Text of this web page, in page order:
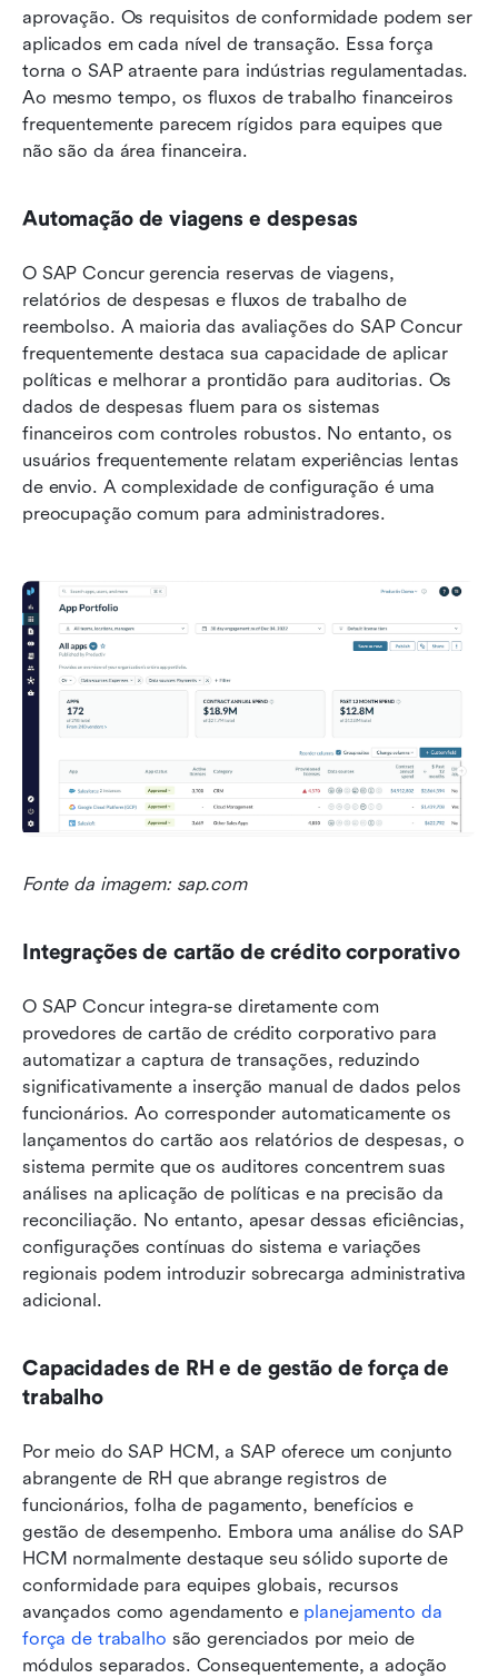
aprovação. Os requisitos de conformidade podem ser
aplicados em cada nível de transação. Essa força
torna o SAP atraente para indústrias regulamentadas.
Ao mesmo tempo, os fluxos de trabalho financeiros
frequentemente parecem rígidos para equipes que
não são da área financeira.
Automação de viagens e despesas
O SAP Concur gerencia reservas de viagens,
relatórios de despesas e fluxos de trabalho de
reembolso. A maioria das avaliações do SAP Concur
frequentemente destaca sua capacidade de aplicar
políticas e melhorar a prontidão para auditorias. Os
dados de despesas fluem para os sistemas
financeiros com controles robustos. No entanto, os
usuários frequentemente relatam experiências lentas
de envio. A complexidade de configuração é uma
preocupação comum para administradores.
Fonte da imagem: sap.com
Integrações de cartão de crédito corporativo
O SAP Concur integra-se diretamente com
provedores de cartão de crédito corporativo para
automatizar a captura de transações, reduzindo
significativamente a inserção manual de dados pelos
funcionários. Ao corresponder automaticamente os
lançamentos do cartão aos relatórios de despesas, o
sistema permite que os auditores concentrem suas
análises na aplicação de políticas e na precisão da
reconciliação. No entanto, apesar dessas eficiências,
configurações contínuas do sistema e variações
regionais podem introduzir sobrecarga administrativa
adicional.
Capacidades de RH e de gestão de força de
trabalho
Por meio do SAP HCM, a SAP oferece um conjunto
abrangente de RH que abrange registros de
funcionários, folha de pagamento, benefícios e
gestão de desempenho. Embora uma análise do SAP
HCM normalmente destaque seu sólido suporte de
conformidade para equipes globais, recursos
avançados como agendamento e planejamento da
força de trabalho são gerenciados por meio de
módulos separados. Consequentemente, a adoção